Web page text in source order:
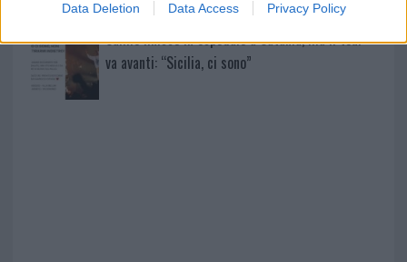
Data Deletion Data Access Privacy Policy
Salmo finisce in ospedale a Catania, ma il tour
va avanti: “Sicilia, ci sono”